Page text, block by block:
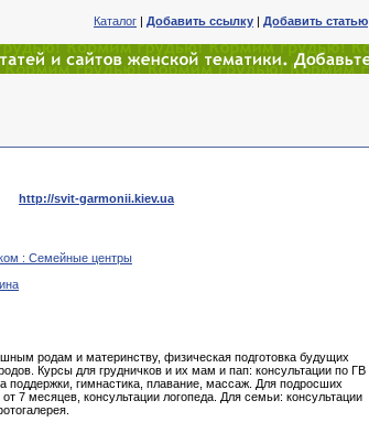
Каталог | Добавить ссылку | Добавить статью
http://svit-garmonii.kiev.ua
: Семейные центры
родам и материнству, физическая подготовка будущих
Курсы для грудничков и их мам и пап: консультации по ГВ
поддержки, гимнастика, плавание, массаж. Для подросших
7 месяцев, консультации логопеда. Для семьи: консультации